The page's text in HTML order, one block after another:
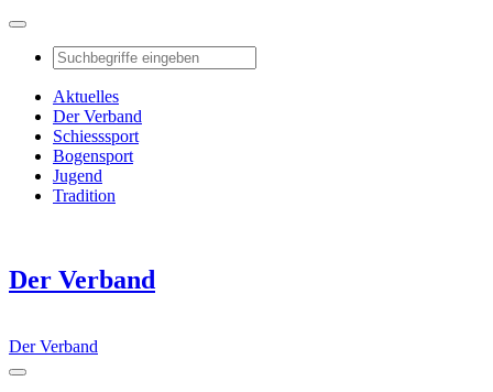
Aktuelles
Der Verband
Schiesssport
Bogensport
Jugend
Tradition
Der Verband
Der Verband